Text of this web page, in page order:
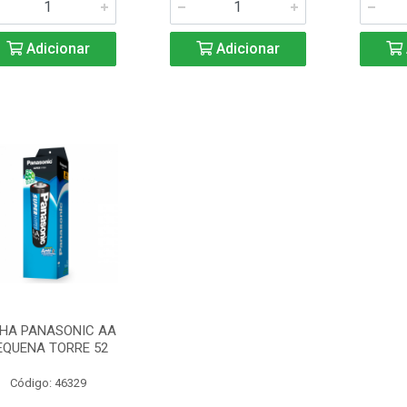
Adicionar Adicionar
PANASONIC AA
TORRE 52
Código: 46329